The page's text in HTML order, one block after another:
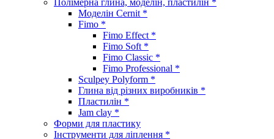
Моделін Cernit *
Fimo *
Fimo Effect *
Fimo Soft *
Fimo Classic *
Fimo Professional *
Sculpey Polyform *
Глина від різних виробників *
Пластилін *
Jam clay *
Форми для пластику
Інструменти для ліплення *